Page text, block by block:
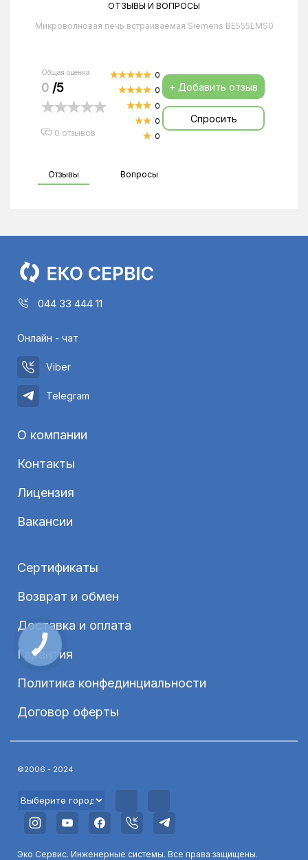
ОТЗЫВЫ И ВОПРОСЫ
Микроволновая печь встраиваемая Siemens BE555LMS0
Общая оценка
0 /5
0 отзывов
0
0
0
0
0
+ Добавить отзыв
Спросить
Отзывы Вопросы
044 33 444 11
Онлайн - чат
Viber
Telegram
О компании
Контакты
Лицензия
Вакансии
Сертификаты
Возврат и обмен
Доставка и оплата
Гарантия
Политика конфединциальности
Договор оферты
©2006 - 2024
Эко Сервис. Инженерные системы. Все права защищены.
КНОПКА
ЗВ'ЯЗКУ